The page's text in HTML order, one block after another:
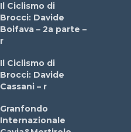
Il Ciclismo di
Brocci: Davide
Boifava – 2a parte –
r
Il Ciclismo di
Brocci: Davide
Cassani – r
Granfondo
Internazionale